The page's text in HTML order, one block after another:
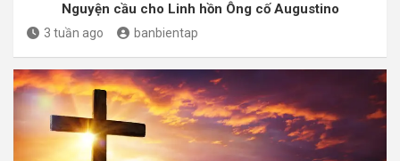
Nguyện cầu cho Linh hồn Ông cố Augustino
3 tuần ago banbientap